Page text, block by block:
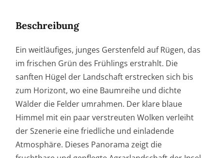
Beschreibung
Ein weitläufiges, junges Gerstenfeld auf Rügen, das
im frischen Grün des Frühlings erstrahlt. Die
sanften Hügel der Landschaft erstrecken sich bis
zum Horizont, wo eine Baumreihe und dichte
Wälder die Felder umrahmen. Der klare blaue
Himmel mit ein paar verstreuten Wolken verleiht
der Szenerie eine friedliche und einladende
Atmosphäre. Dieses Panorama zeigt die